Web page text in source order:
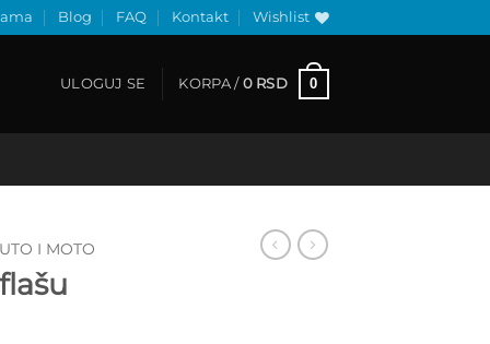
Blog FAQ Kontakt Wishlist
ULOGUJ SE KORPA / 0 RSD 0
I MOTO